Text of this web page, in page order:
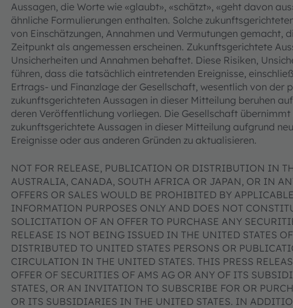
Aussagen, die Worte wie «glaubt», «schätzt», «geht davon
ähnliche Formulierungen enthalten. Solche
von Einschätzungen, Annahmen und Vermutungen gemacht,
Zeitpunkt als angemessen erscheinen. Zukunftsgerichtete
Unsicherheiten und Annahmen behaftet. Diese Risiken,
führen, dass die tatsächlich eintretenden Ereignisse,
Ertrags- und Finanzlage der Gesellschaft, wesentlich von der
zukunftsgerichteten Aussagen in dieser Mitteilung beruhen
deren Veröffentlichung vorliegen. Die Gesellschaft
zukunftsgerichtete Aussagen in dieser Mitteilung aufgrund
Ereignisse oder aus anderen Gründen zu aktualisieren.
NOT FOR RELEASE, PUBLICATION OR DISTRIBUTION IN
AUSTRALIA, CANADA, SOUTH AFRICA OR JAPAN, OR IN
OFFERS OR SALES WOULD BE PROHIBITED BY
INFORMATION PURPOSES ONLY AND DOES NOT
SOLICITATION OF AN OFFER TO PURCHASE ANY
RELEASE IS NOT BEING ISSUED IN THE UNITED STATES
DISTRIBUTED TO UNITED STATES PERSONS OR
CIRCULATION IN THE UNITED STATES. THIS PRESS
OFFER OF SECURITIES OF AMS AG OR ANY OF ITS
STATES, OR AN INVITATION TO SUBSCRIBE FOR OR
OR ITS SUBSIDIARIES IN THE UNITED STATES. IN